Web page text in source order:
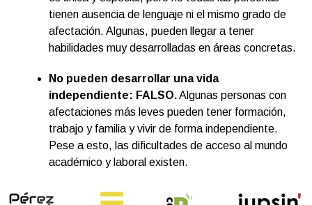
tienen ausencia de lenguaje ni el mismo grado de
afectación. Algunas, pueden llegar a tener
habilidades muy desarrolladas en áreas concretas.
No pueden desarrollar una vida
independiente: FALSO.Algunas personas con
afectaciones más leves pueden tener formación,
trabajo y familia y vivir de forma independiente.
Pese a esto, las dificultades de acceso al mundo
académico y laboral existen.